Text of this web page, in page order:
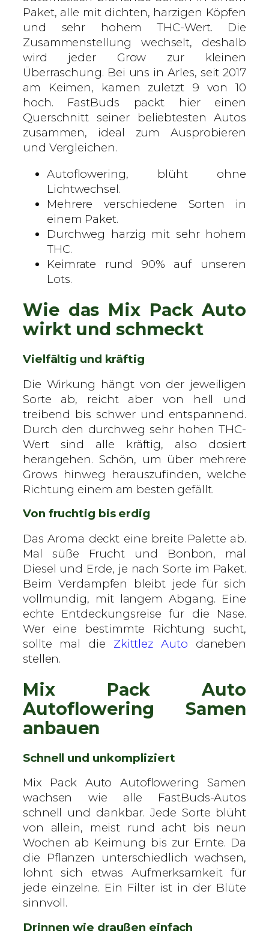
i
n
g
S
a
m
e
n
M
e
Paket, alle mit dichten, harzigen Köpfen
und sehr hohem THC-Wert. Die
Zusammenstellung wechselt, deshalb
wird jeder Grow zur kleinen
Überraschung. Bei uns in Arles, seit 2017
am Keimen, kamen zuletzt 9 von 10
hoch. FastBuds packt hier einen
Querschnitt seiner beliebtesten Autos
zusammen, ideal zum Ausprobieren
und Vergleichen.
Autoflowering, blüht ohne
Lichtwechsel.
Mehrere verschiedene Sorten in
einem Paket.
Durchweg harzig mit sehr hohem
THC.
Keimrate rund 90% auf unseren
Lots.
Wie das Mix Pack Auto
wirkt und schmeckt
Vielfältig und kräftig
Die Wirkung hängt von der jeweiligen
Sorte ab, reicht aber von hell und
treibend bis schwer und entspannend.
Durch den durchweg sehr hohen THC-
Wert sind alle kräftig, also dosiert
herangehen. Schön, um über mehrere
Grows hinweg herauszufinden, welche
Richtung einem am besten gefällt.
Von fruchtig bis erdig
Das Aroma deckt eine breite Palette ab.
Mal süße Frucht und Bonbon, mal
Diesel und Erde, je nach Sorte im Paket.
Beim Verdampfen bleibt jede für sich
vollmundig, mit langem Abgang. Eine
echte Entdeckungsreise für die Nase.
Wer eine bestimmte Richtung sucht,
sollte mal die Zkittlez Auto daneben
stellen.
Mix Pack Auto
Autoflowering Samen
anbauen
Schnell und unkompliziert
Mix Pack Auto Autoflowering Samen
wachsen wie alle FastBuds-Autos
schnell und dankbar. Jede Sorte blüht
von allein, meist rund acht bis neun
Wochen ab Keimung bis zur Ernte. Da
die Pflanzen unterschiedlich wachsen,
lohnt sich etwas Aufmerksamkeit für
jede einzelne. Ein Filter ist in der Blüte
sinnvoll.
Drinnen wie draußen einfach